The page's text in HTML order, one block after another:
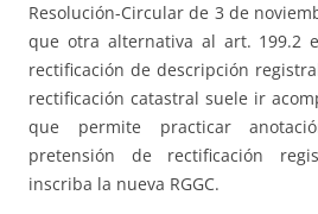
Resolución-Circular de 3 de
que otra alternativa al art. 199.2
rectificación de descripción
rectificación catastral suele ir
que permite practicar
pretensión de rectificación
inscriba la nueva RGGC.